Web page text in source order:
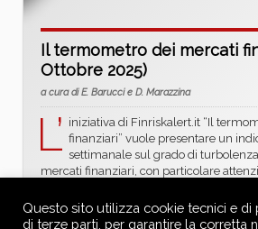
Il termometro dei mercati
Ottobre 2025)
a cura di E. Barucci e D. Marazzina
L’ iniziativa di Finriskalert.it “Il
finanziari” vuole presentare un
settimanale sul grado di
mercati finanziari, con particolare
dell’indice della borsa italiana FTSEMIB;
implicita borsa italiana: volatilità
Questo sito utilizza cookie tecnici e di
di terze parti, per garantire la corretta